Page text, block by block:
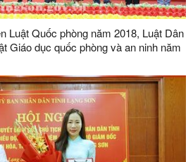
Luật Quốc phòng năm 2018, Luật Dân
Giáo dục quốc phòng và an ninh năm